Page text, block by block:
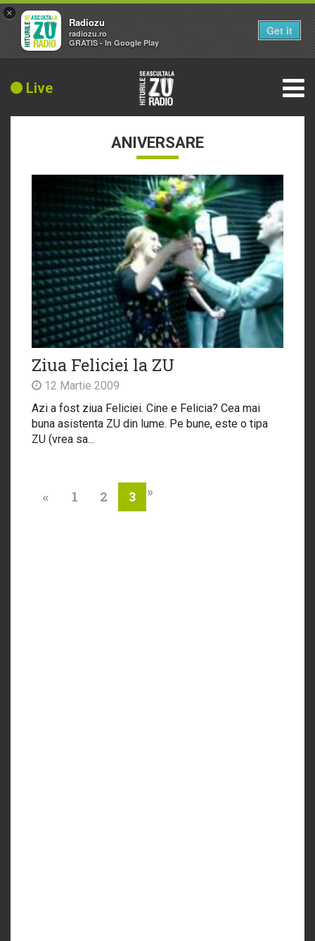
Live
ANIVERSARE
Ziua Feliciei la ZU
12 Martie 2009
Azi a fost ziua Feliciei. Cine e Felicia? Cea mai
buna asistenta ZU din lume. Pe bune, este o tipa
ZU (vrea sa...
« 1 2 3 »
×
Radiozu
radiozu.ro
GRATIS - In Google Play
Get it